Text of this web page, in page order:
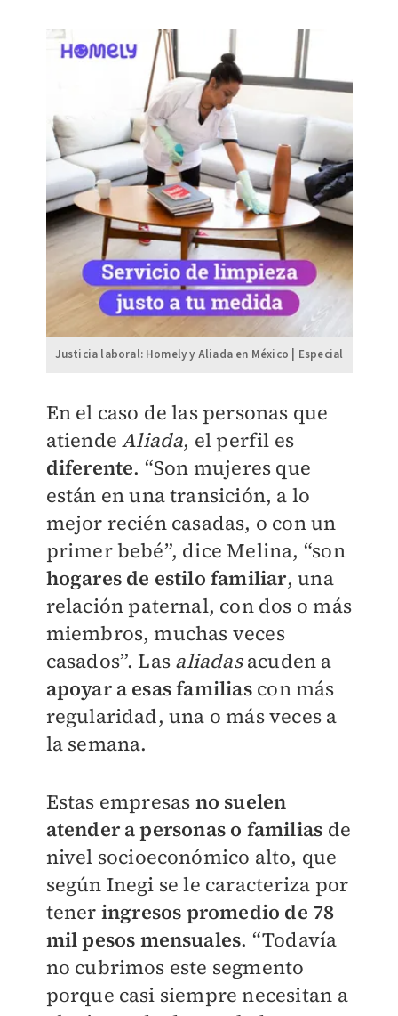
Justicia laboral: Homely y Aliada en México | Especial
En el caso de las personas que
atiendeAliada, el perfil es
diferente. “Son mujeres que
están en una transición, a lo
mejor recién casadas, o con un
primer bebé”, dice Melina, “son
hogares de estilo familiar, una
relación paternal, con dos o más
miembros, muchas veces
casados”. Las aliadasacuden a
apoyar a esas familiascon más
regularidad, una o más veces a
la semana.
Estas empresas no suelen
atender a personas o familias de
nivel socioeconómico alto, que
según Inegi se le caracteriza por
tener ingresos promedio de 78
mil pesos mensuales. “Todavía
no cubrimos este segmento
porque casi siempre necesitan a